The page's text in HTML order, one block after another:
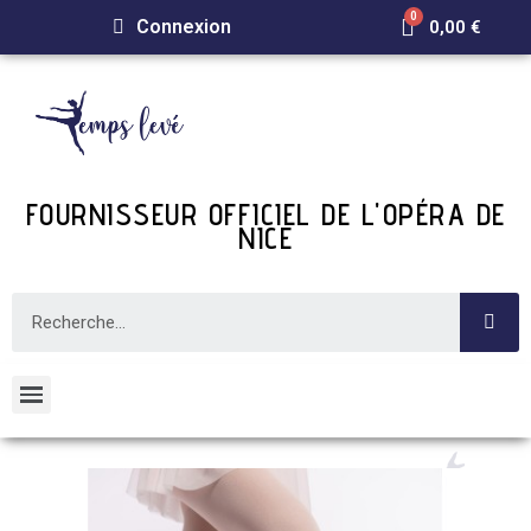
Connexion 0,00 €
FOURNISSEUR OFFICIEL DE L'OPÉRA DE
NICE